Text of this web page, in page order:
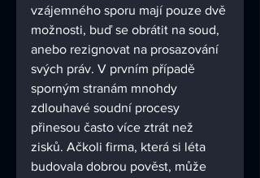
vzájemného sporu mají pouze dvě
možnosti, buď se obrátit na soud,
anebo rezignovat na prosazování
svých práv. V prvním případě
sporným stranám mnohdy
zdlouhavé soudní procesy
přinesou často více ztrát než
zisků. Ačkoli firma, která si léta
budovala dobrou pověst, může